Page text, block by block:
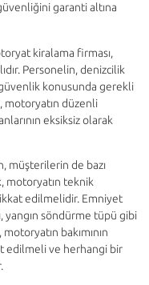
garanti altına
kiralama firması,
Personelin, denizcilik
konusunda gerekli
motoryatın düzenli
eksiksiz olarak
müşterilerin de bazı
motoryatın teknik
edilmelidir. Emniyet
yangın söndürme tüpü gibi
bakımının
edilmeli ve herhangi bir